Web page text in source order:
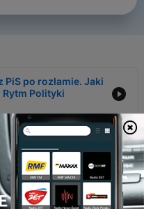
po rozłamie. Jaki
Rytm Polityki
wobec
wpłynie to na polską